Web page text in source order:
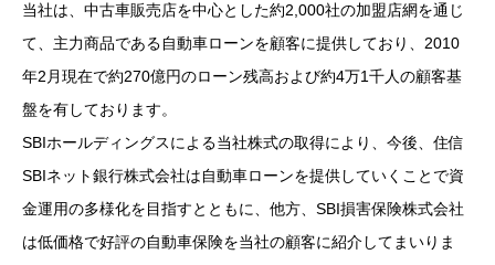
当社は、中古車販売店を中心とした約2,000社の加盟店網を通じ
て、主力商品である自動車ローンを顧客に提供しており、2010
年2月現在で約270億円のローン残高および約4万1千人の顧客基
盤を有しております。
SBIホールディングスによる当社株式の取得により、今後、住信
SBIネット銀行株式会社は自動車ローンを提供していくことで資
金運用の多様化を目指すとともに、他方、SBI損害保険株式会社
は低価格で好評の自動車保険を当社の顧客に紹介してまいりま